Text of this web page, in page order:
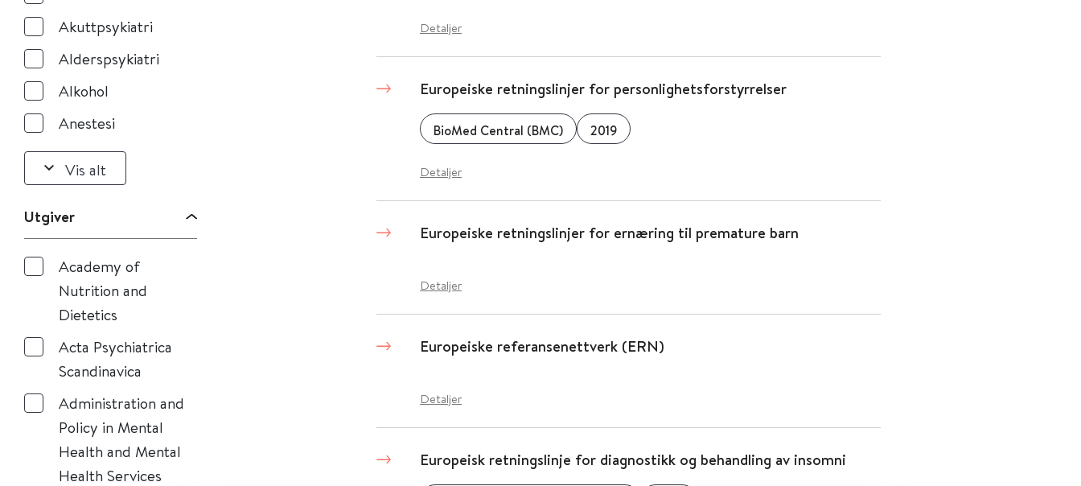
Akuttpsykiatri
Alderspsykiatri
Alkohol
Anestesi
Vis alt
Utgiver
Academy of
Nutrition and
Dietetics
Acta Psychiatrica
Scandinavica
Administration and
Policy in Mental
Health and Mental
Health Services
Detaljer
Europeiske retningslinjer for personlighetsforstyrrelser
BioMed Central (BMC) 2019
Detaljer
Europeiske retningslinjer for ernæring til premature barn
Detaljer
Europeiske referansenettverk (ERN)
Detaljer
Europeisk retningslinje for diagnostikk og behandling av insomni